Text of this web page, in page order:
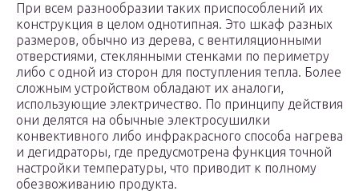
При всем разнообразии таких приспособлений их
конструкция в целом однотипная. Это шкаф разных
размеров, обычно из дерева, с вентиляционными
отверстиями, стеклянными стенками по периметру
либо с одной из сторон для поступления тепла. Более
сложным устройством обладают их аналоги,
использующие электричество. По принципу действия
они делятся на обычные электросушилки
конвективного либо инфракрасного способа нагрева
и дегидраторы, где предусмотрена функция точной
настройки температуры, что приводит к полному
обезвоживанию продукта.